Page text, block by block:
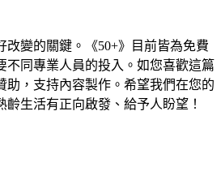
改變的關鍵。《50+》目前皆為免費
不同專業人員的投入。如您喜歡這篇
助，支持內容製作。希望我們在您的
生活有正向啟發、給予人盼望！